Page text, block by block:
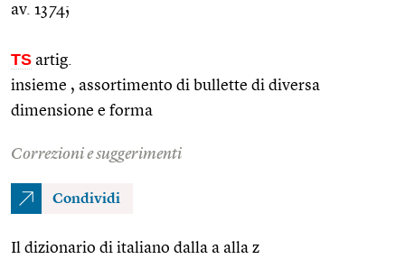
av. 1374;
TS artig.
insieme , assortimento di bullette di diversa
dimensione e forma
Correzioni e suggerimenti
Condividi
Il dizionario di italiano dalla a alla z